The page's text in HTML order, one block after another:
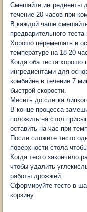
Смешайте ингредиенты
течение 20 часов при
В каждой чаше
предварительного
Хорошо перемешать и
температуре на 18-20
Когда оба теста
ингредиентами для
комбайне в течение 7
быстрой скорости.
Месить до слегка
В конце процесса
положить на стол
оставить на час при
После сложите тесто
поверхности стола
Когда тесто закончило
чтобы удалить
работы дрожжей.
Сформируйте тесто в
корзину.